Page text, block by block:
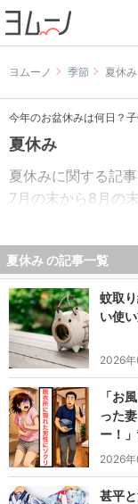
ヨムーノ 季節 夏休み
今年のお盆休みは何日？
夏休み
夏休みに関する記
7月の末から8月の
休みは長いようで
題は計画を立てて
そうすると時間に
などに時間を使う
おくのも良いでし
を迎えたら、勉強
逆に夏休みのうち
れません。
夏休み の記事一覧
蚊取
い使
2026
「お
った
ー！
2026
甚平